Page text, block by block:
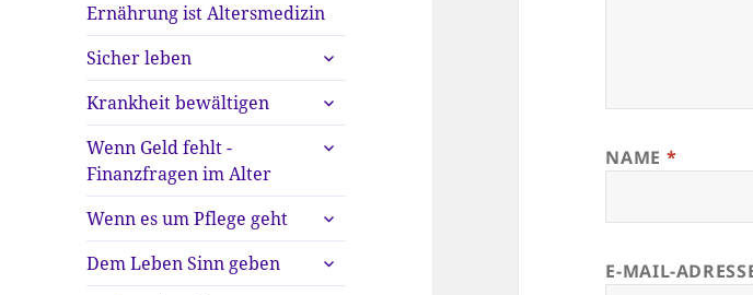
Ernährung ist Altersmedizin
Sicher leben
untermenü
anzeigen
Krankheit bewältigen
untermenü
anzeigen
Wenn Geld fehlt -
Finanzfragen im Alter
untermenü
Wenn es um Pflege geht
untermenü
anzeigen
Dem Leben Sinn geben
untermenü
anzeigen
NAME *
E-MAIL-